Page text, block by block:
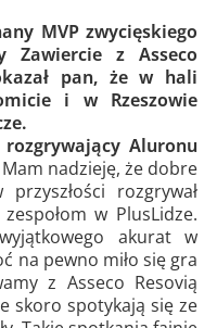
MVP zwycięskiego
Zawiercie z Asseco
pan, że w hali
i w Rzeszowie
Aluronu
Mam nadzieję, że dobre
rozgrywał
w PlusLidze.
akurat w
na pewno miło się gra
z Asseco Resovią
skoro spotykają się ze